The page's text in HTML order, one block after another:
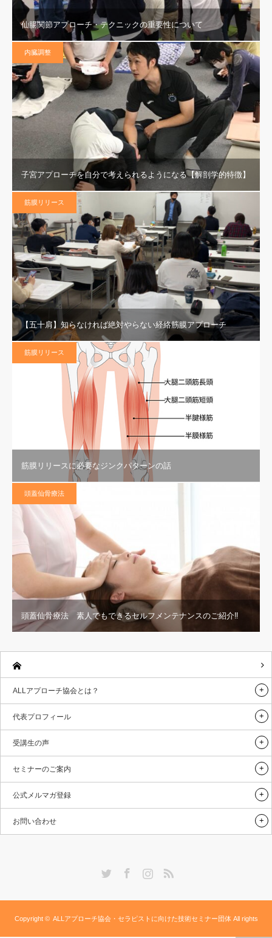
仙腸関節アプローチ・テクニックの重要性について
内臓調整
子宮アプローチを自分で考えられるようになる【解剖学的特徴】
筋膜リリース
【五十肩】知らなければ絶対やらない経絡筋膜アプローチ
筋膜リリース
筋膜リリースに必要なジンクパターンの話
頭蓋仙骨療法
頭蓋仙骨療法 素人でもできるセルフメンテナンスのご紹介‼︎
ALLアプローチ協会とは？
代表プロフィール
受講生の声
セミナーのご案内
公式メルマガ登録
お問い合わせ
Copyright © ALLアプローチ協会・セラピストに向けた技術セミナー団体All rights